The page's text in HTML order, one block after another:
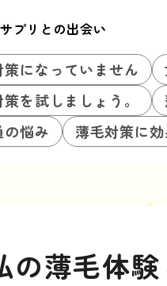
プリとの出会い
になっていません
を試しましょう。
悩み
薄毛対策に
の薄毛体